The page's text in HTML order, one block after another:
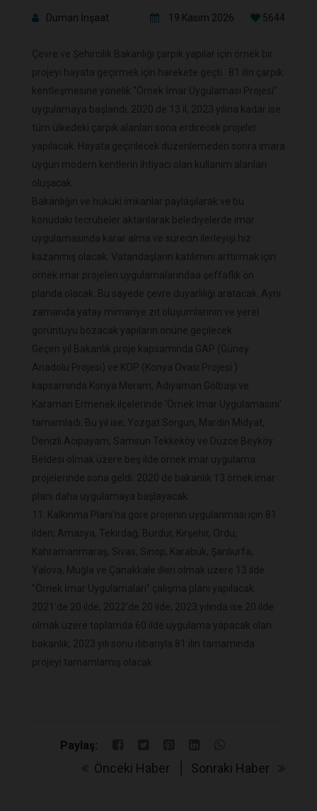
Duman İnşaat 19 Kasım 2026 5644
Çevre ve Şehircilik Bakanlığı çarpık yapılar için örnek bir
projeyi hayata geçirmek için harekete geçti. 81 ilin çarpık
kentleşmesine yönelik "Örnek İmar Uygulaması Projesi"
uygulamaya başlandı. 2020 de 13 il, 2023 yılına kadar ise
tüm ülkedeki çarpık alanları sona erdirecek projeler
yapılacak. Hayata geçirilecek düzenlemeden sonra imara
uygun modern kentlerin ihtiyacı olan kullanım alanları
oluşacak.
Bakanlığın ve hukuki imkanlar paylaşılarak ve bu
konudaki tecrübeler aktarılarak belediyelerde imar
uygulamasında karar alma ve sürecin ilerleyişi hız
kazanmış olacak. Vatandaşların katılımını arttırmak için
örnek imar projeleri uygulamalarındaa şeffaflık ön
planda olacak. Bu sayede çevre duyarlılığı aratacak. Aynı
zamanda yatay mimariye zıt oluşumlarının ve yerel
görüntüyü bozacak yapıların önüne geçilecek.
Geçen yıl Bakanlık proje kapsamında GAP (Güney
Anadolu Projesi) ve KOP (Konya Ovası Projesi )
kapsamında Konya Meram, Adıyaman Gölbaşı ve
Karaman Ermenek ilçelerinde 'Örnek İmar Uygulamasını'
tamamladı. Bu yıl ise; Yozgat Sorgun, Mardin Midyat,
Denizli Acıpayam, Samsun Tekkeköy ve Düzce Beyköy
Beldesi olmak üzere beş ilde örnek imar uygulama
projelerinde sona geldi. 2020 de bakanlık 13 örnek imar
planı daha uygulamaya başlayacak.
11. Kalkınma Planı'na göre projenin uygulanması için 81
ilden; Amasya, Tekirdağ, Burdur, Kırşehir, Ordu,
Kahramanmaraş, Sivas, Sinop, Karabük, Şanlıurfa,
Yalova, Muğla ve Çanakkale illeri olmak üzere 13 ilde
"Örnek İmar Uygulamaları" çalışma planı yapılacak.
2021'de 20 ilde, 2022'de 20 ilde, 2023 yılında ise 20 ilde
olmak üzere toplamda 60 ilde uygulama yapacak olan
bakanlık; 2023 yılı sonu itibarıyla 81 ilin tamamında
projeyi tamamlamış olacak.
Paylaş:
Önceki Haber Sonraki Haber